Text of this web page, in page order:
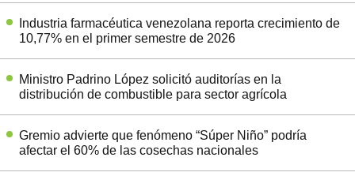
Industria farmacéutica venezolana reporta crecimiento de
10,77% en el primer semestre de 2026
Ministro Padrino López solicitó auditorías en la
distribución de combustible para sector agrícola
Gremio advierte que fenómeno “Súper Niño” podría
afectar el 60% de las cosechas nacionales